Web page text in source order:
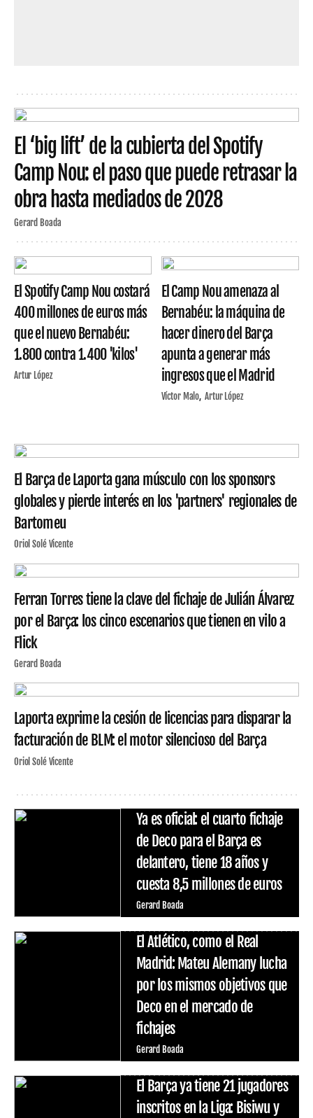
El ‘big lift’ de la cubierta del Spotify
Camp Nou: el paso que puede retrasar la
obra hasta mediados de 2028
Gerard Boada
El Spotify Camp Nou costará
400 millones de euros más
que el nuevo Bernabéu:
1.800 contra 1.400 'kilos'
Artur López
El Camp Nou amenaza al
Bernabéu: la máquina de
hacer dinero del Barça
apunta a generar más
ingresos que el Madrid
Víctor Malo Artur López
El Barça de Laporta gana músculo con los sponsors
globales y pierde interés en los 'partners' regionales de
Bartomeu
Oriol Solé Vicente
Ferran Torres tiene la clave del fichaje de Julián Álvarez
por el Barça: los cinco escenarios que tienen en vilo a
Flick
Gerard Boada
Laporta exprime la cesión de licencias para disparar la
facturación de BLM: el motor silencioso del Barça
Oriol Solé Vicente
Ya es oficial: el cuarto fichaje
de Deco para el Barça es
delantero, tiene 18 años y
cuesta 8,5 millones de euros
Gerard Boada
El Atlético, como el Real
Madrid: Mateu Alemany lucha
por los mismos objetivos que
Deco en el mercado de
fichajes
Gerard Boada
El Barça ya tiene 21 jugadores
inscritos en la Liga: Bisiwu y